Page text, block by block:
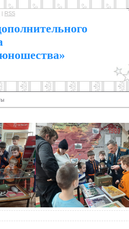
| RSS